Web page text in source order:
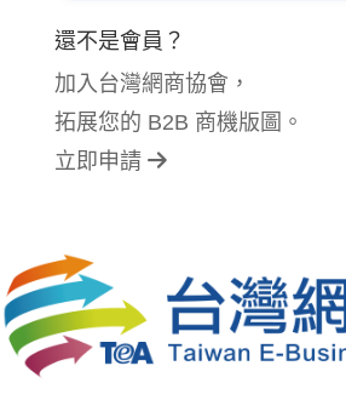
還不是會員？
加入台灣網商協會，
拓展您的 B2B 商機版圖。
立即申請